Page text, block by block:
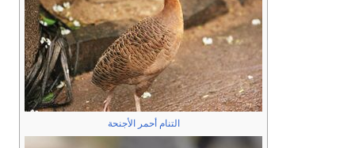
التنام أحمر الأجنحة